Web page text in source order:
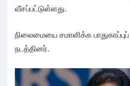
வீசப்பட்டுள்ளது.
நிலைமையை சமாளிக்க பாதுகாப்புப்
நடத்தினர்.